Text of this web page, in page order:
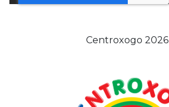
Centroxogo